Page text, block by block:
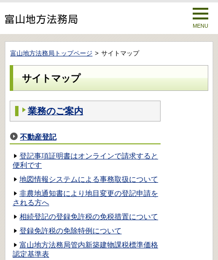
MENU
富山地方法務局トップページ サイトマップ
サイトマップ
業務のご案内
不動産登記
登記事項証明書はオンラインで請求すると
便利です
地図情報システムによる事務取扱について
非農地通知書により地目変更の登記申請を
される方へ
相続登記の登録免許税の免税措置について
登録免許税の免除特例について
富山地方法務局管内新築建物課税標準価格
認定基準表